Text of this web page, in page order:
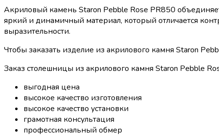
Акриловый камень Staron Pebble Rose PR850
яркий и динамичный материал, который отличается
выразительности.
Чтобы заказать изделие из акрилового камня Staron
Заказ столешницы из акрилового камня Staron Pebble
выгодная цена
высокое качество изготовления
высокое качество установки
грамотная консультация
профессиональный обмер